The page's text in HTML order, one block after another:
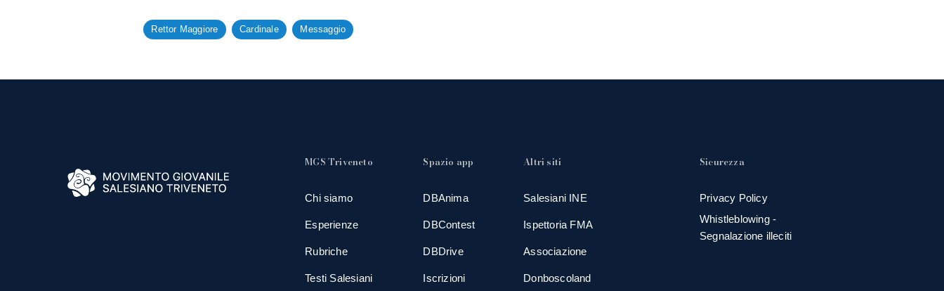
Rettor Maggiore Cardinale Messaggio
MGS Triveneto
Chi siamo
Esperienze
Rubriche
Testi Salesiani
Spazio app
DBAnima
DBContest
DBDrive
Iscrizioni
Altri siti
Salesiani INE
Ispettoria FMA
Associazione
Donboscoland
Sicurezza
Privacy Policy
Whistleblowing -
Segnalazione illeciti